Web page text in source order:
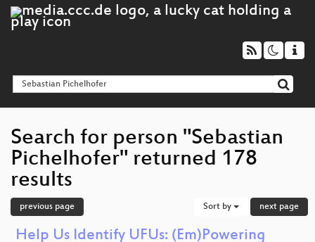
Search for person "Sebastian
Pichelhofer" returned 178
results
previous page Sort by next page
Help Us Identify UFUs: (Em)Powering